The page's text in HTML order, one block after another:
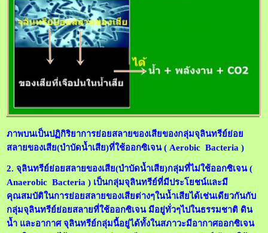
ภาพบนเป็นปฏิกิริยาการย่อยสลายของเสียของกลุ่มจุลินทรีย์ย่อย
สลายของเสีย(บำบัดน้ำเสีย)ที่ใช้ออกซิเจน ( Aerobic Bacteria )
2.จุลินทรีย์ย่อยสลายของเสีย(บำบัดน้ำเสีย)กลุ่มที่ไม่ใช้ออกซิเจน (
Anaerobic Bacteria ) เป็นกลุ่มจุลินทรีย์ที่มีประโยชน์และมี
คุณสมบัติในการย่อยสลายของเสียต่างๆในน้ำเสียได้เช่นเดียวกันกับ
กลุ่มจุลินทรีย์ย่อยสลายที่ใช้ออกซิเจน มีอยู่ทั่วๆไปในธรรมชาติ ดิน
น้ำ และอากาศ จุลินทรีย์กลุ่มนี้อยู่ได้ทั้งในสภาวะมีอากาศออกซิเจน